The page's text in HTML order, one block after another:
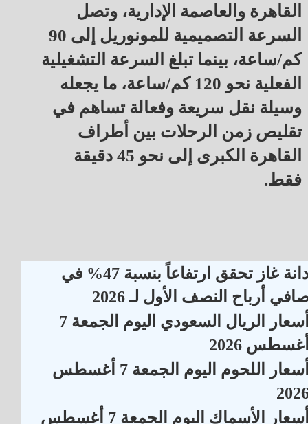
القاهرة والعاصمة الإدارية، وتصل
السرعة التصميمية للمونوريل إلى 90
كم/ساعة، بينما تبلغ السرعة التشغيلية
الفعلية نحو 120 كم/ساعة، ما يجعله
وسيلة نقل سريعة وفعالة تساهم في
تقليص زمن الرحلات بين أطراف
القاهرة الكبرى إلى نحو 45 دقيقة
فقط.
دانة غاز تحقق ارتفاعاً بنسبة 47% في
أرباح النصف الأول لـ 2026
أسعار الريال السعودي اليوم الجمعة 7
2026
أسعار اللحوم اليوم الجمعة 7 أغسطس
الأسماك اليوم الجمعة 7 أغسطس